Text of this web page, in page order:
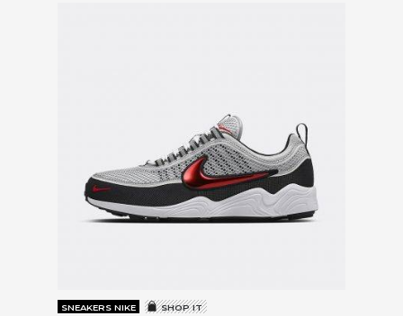
SNEAKERS NIKE SHOP IT